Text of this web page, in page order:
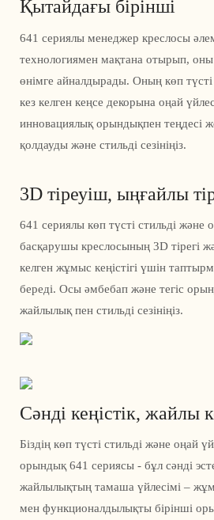
Қытайдағы бірінші
641 сериялы менеджер креслосы
технологиямен мақтана отырып,
өнімге айналдырады. Оның көп
кез келген кеңсе декорына оңай
инновациялық орындықпен теңдесі
қолдауды және стильді сезініңіз.
3D тіреуіш, ыңғайлы
641 сериялы көп түсті стильді және
басқарушы креслосының 3D тірегі
келген жұмыс кеңістігі үшін
береді. Осы әмбебап және тегіс
жайлылық пен стильді сезініңіз.
Сәнді кеңістік, жайлы
Біздің көп түсті стильді және оңай
орындық 641 сериясы - бұл сәнді
жайлылықтың тамаша үйлесімі –
мен функционалдылықты бірінші